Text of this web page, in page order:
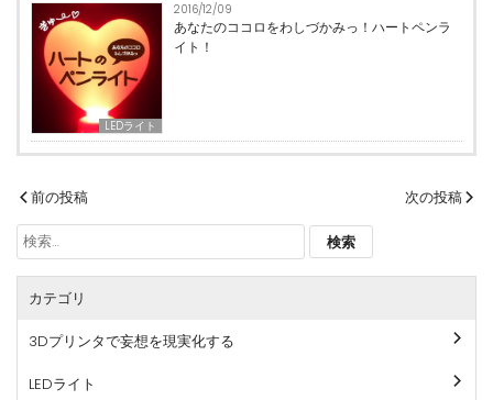
LEDライト
2016/12/09
あなたのココロをわしづかみっ！ハートペンラ
イト！
投
稿
ナ
ビ
ゲ
ー
ョ
前の投稿
次の投稿
検
索:
カテゴリ
3Dプリンタで妄想を現実化する
LEDライト